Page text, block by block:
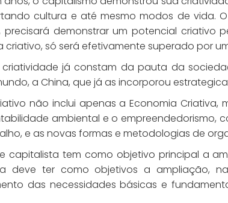
cultura e até mesmo modos de vida.
precisará demonstrar um potencial criativo
criativo, só será efetivamente superado por
já constam da pauta da
a China, que já as incorporou
não inclui apenas a Economia
ambiental e o empreendedorismo,
e as novas formas e metodologias de
capitalista tem como objetivo principal a
deve ter como objetivos a ampliação,
das necessidades básicas e